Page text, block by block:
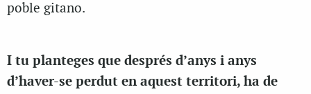
poble gitano.
I tu planteges que després d’anys i anys
d’haver-se perdut en aquest territori, ha de